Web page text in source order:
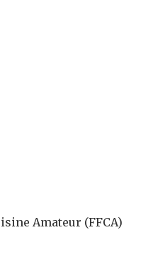
Amateur (FFCA)